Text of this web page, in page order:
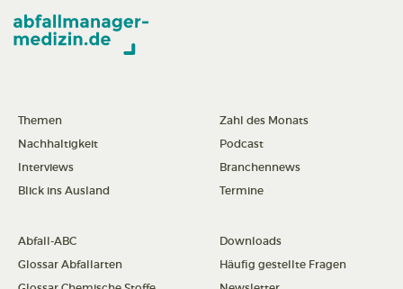
Themen
Nachhaltigkeit
Interviews
Blick ins Ausland
Zahl des Monats
Podcast
Branchennews
Termine
Abfall-ABC
Glossar Abfallarten
Downloads
Häufig gestellte Fragen